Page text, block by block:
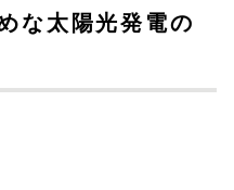
な太陽光発電の